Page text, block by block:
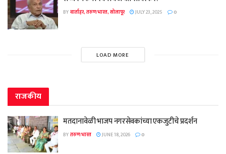
BYवार्ताहर, तरुण भारत, सोलापूर JULY 23, 2025 0
LOAD MORE
राजकीय
मतदानावेळी भाजप नगरसेवकांच्या एकजुटीचे प्रदर्शन
BYतरुण भारत JUNE 18, 2026 0